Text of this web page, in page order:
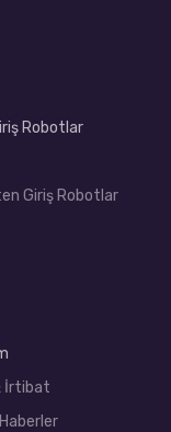
Robotlar
Giriş Robotlar
İrtibat